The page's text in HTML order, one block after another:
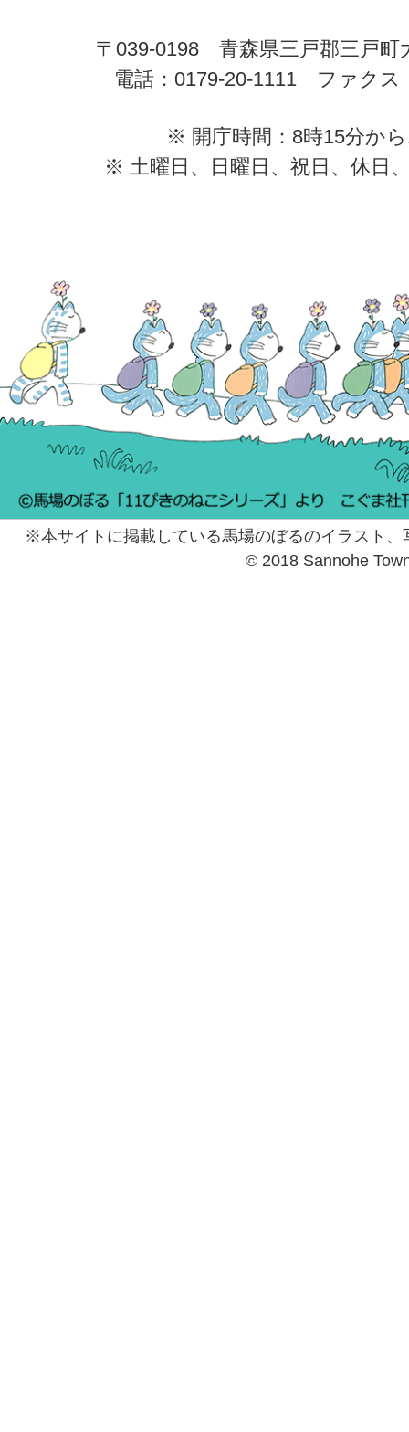
〒039-0198 青森県三戸郡三戸町
電話：0179-20-1111 ファクス
※ 開庁時間：8時15分か
※ 土曜日、日曜日、祝日、休日
※本サイトに掲載している馬場のぼるのイラスト
© 2018 Sannohe